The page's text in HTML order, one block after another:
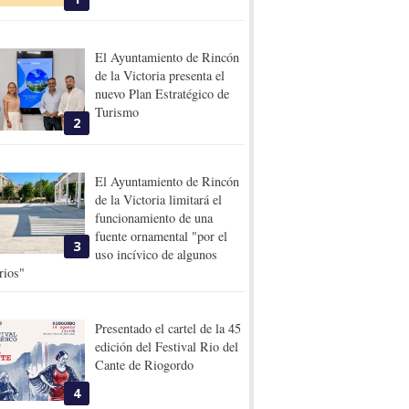
2
El Ayuntamiento de Rincón
de la Victoria presenta el
nuevo Plan Estratégico de
Turismo
3
El Ayuntamiento de Rincón
de la Victoria limitará el
funcionamiento de una
fuente ornamental "por el
uso incívico de algunos
4
Presentado el cartel de la 45
edición del Festival Rio del
Cante de Riogordo